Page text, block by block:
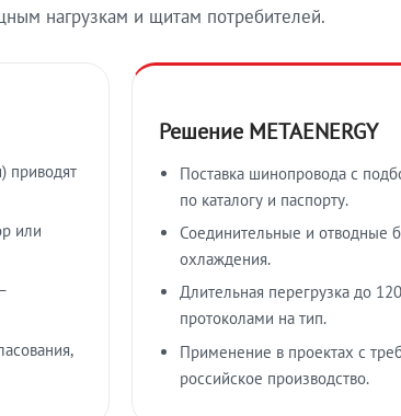
нагрузкам и щитам потребителей.
приводят
или
Решение METAENERGY
Поставка шинопровода с
по каталогу и паспорту.
Соединительные и отводные
охлаждения.
Длительная перегрузка до
протоколами на тип.
Применение в проектах с
российское производство.